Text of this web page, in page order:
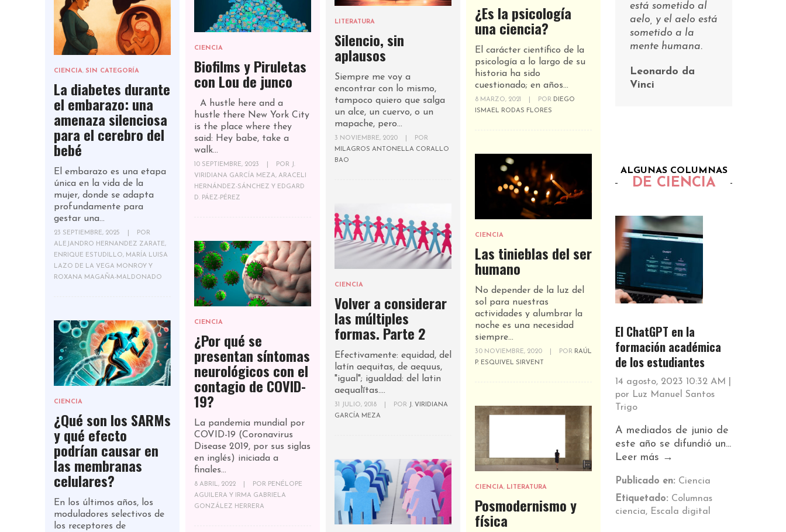
CIENCIA, SIN CATEGORÍA
La diabetes durante
el embarazo: una
amenaza silenciosa
para el cerebro del
bebé
El embarazo es una etapa
única en la vida de la
mujer, donde se adapta
profundamente para
gestar una...
23 SEPTIEMBRE, 2025
POR
ALEJANDRO HERNANDEZ ZARATE,
ENRIQUE ESTUDILLO, MARÍA LUISA
LAZO DE LA VEGA MONROY Y
ROXANA MAGAÑA-MALDONADO
CIENCIA
¿Qué son los SARMs
y qué efecto
podrían causar en
las membranas
celulares?
En los últimos años, los
moduladores selectivos de
los receptores de
CIENCIA
Biofilms y Piruletas
con Lou de junco
A hustle here and a
hustle there New York City
is the place where they
said: Hey babe, take a
walk...
10 SEPTIEMBRE, 2023 POR
J.
VIRIDIANA GARCÍA MEZA, ARACELI
HERNÁNDEZ-SÁNCHEZ Y EDGARD
D. PÁEZ-PÉREZ
CIENCIA
¿Por qué se
presentan síntomas
neurológicos con el
contagio de COVID-
19?
La pandemia mundial por
COVID-19 (Coronavirus
Disease 2019, por sus siglas
en inglés) iniciada a
finales...
8 ABRIL, 2022 POR PENÉLOPE
AGUILERA Y IRMA GABRIELA
GONZÁLEZ HERRERA
LITERATURA
Silencio, sin
aplausos
Siempre me voy a
encontrar con lo mismo,
tampoco quiero que salga
un alce, un cuervo, o un
mapache, pero...
3 NOVIEMBRE, 2020
POR
MILAGROS ANTONELLA CORALLO
BAO
CIENCIA
Volver a considerar
las múltiples
formas. Parte 2
Efectivamente: equidad, del
latín aequitas, de aequus,
"igual"; igualdad: del latin
aequalĭtas....
31 JULIO, 2018 POR
J. VIRIDIANA
GARCÍA MEZA
¿Es la psicología
una ciencia?
El carácter científico de la
psicología a lo largo de su
historia ha sido
cuestionado; en años...
8 MARZO, 2021 POR DIEGO
ISMAEL RODAS FLORES
CIENCIA
Las tinieblas del ser
humano
No depender de la luz del
sol para nuestras
actividades y alumbrar la
noche es una necesidad
siempre...
30 NOVIEMBRE, 2020 POR RAÚL
P. ESQUIVEL SIRVENT
CIENCIA, LITERATURA
Posmodernismo y
física
está sometido al
aelo, y el aelo está
sometido a la
mente humana.
Leonardo da
Vinci
ALGUNAS COLUMNAS
DE CIENCIA
El ChatGPT en la
formación académica
de los estudiantes
14 agosto, 2023 10:32 AM
por Luz Manuel Santos
Trigo
A mediados de junio de
este año se difundió un...
Leer más →
Publicado en: Ciencia
Etiquetado: Columnas
ciencia, Escala digital